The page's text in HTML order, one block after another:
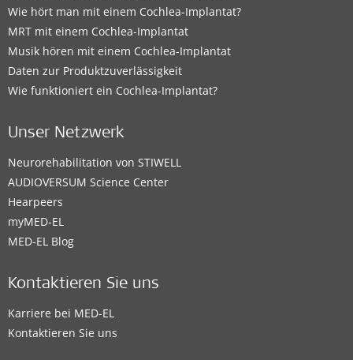
Wie hört man mit einem Cochlea-Implantat?
MRT mit einem Cochlea-Implantat
Musik hören mit einem Cochlea-Implantat
Daten zur Produktzuverlässigkeit
Wie funktioniert ein Cochlea-Implantat?
Unser Netzwerk
Neurorehabilitation von STIWELL
AUDIOVERSUM Science Center
Hearpeers
myMED‑EL
MED-EL Blog
Kontaktieren Sie uns
Karriere bei MED-EL
Kontaktieren Sie uns